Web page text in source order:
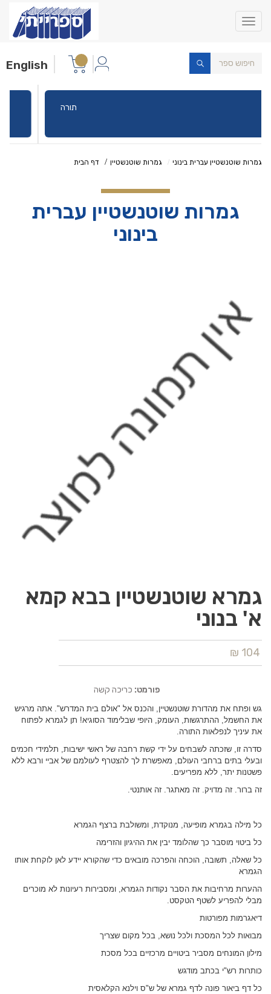
Toggle
navigation
English
דף הבית גמרות שוטנשטיין גמרות שוטנשטיין עברית בינוני
גמרות שוטנשטיין עברית
בינוני
גמרא שוטנשטיין בבא קמא
א' בנוני
104 ₪
פורמט: כריכה קשה
גש ופתח את מהדורת שוטנשטיין, והכנס אל "אולם בית המדרש". אתה מרגיש
את החשמל, ההתרגשות, העומק, היופי שבלימוד הסוגיא! תן לגמרא לפתוח
את עיניך לנפלאות התורה.
סדרה זו, שזכתה לשבחים על ידי קשת רחבה של ראשי ישיבות, תלמידי חכמים
ובעלי בתים ברחבי העולם, מאפשרת לך להצטרף לעולמם של אביי ורבא ללא
פשטנות יתר, ללא מפריעים.
זה ברור. זה מדויק. זה מאתגר. זה אותנטי.
כל מילה בגמרא מופיעה, מנוקדת, ומשולבת ברצף הגמרא
כל ביטוי מוסבר כך שהלומד יבין את ההיגיון והזרימה
כל שאלה, תשובה, הוכחה והפרכה מובאים כדי שהקורא יידע לאן לוקחת אותו
הגמרא
ההערות מרחיבות את הסבר נקודות הגמרא, ומסבירות רעיונות לא מוכרים
מבלי להפריע לשטף הטקסט.
דיאגרמות מפורטות
מבואות לכל המסכת ולכל נושא, בכל מקום שצריך
מילון המונחים מסביר ביטויים מרכזיים בכל מסכת
כותרות רש"י בכתב מודגש
כל דף ביאור פונה לדף גמרא של ש"ס וילנא הקלאסית